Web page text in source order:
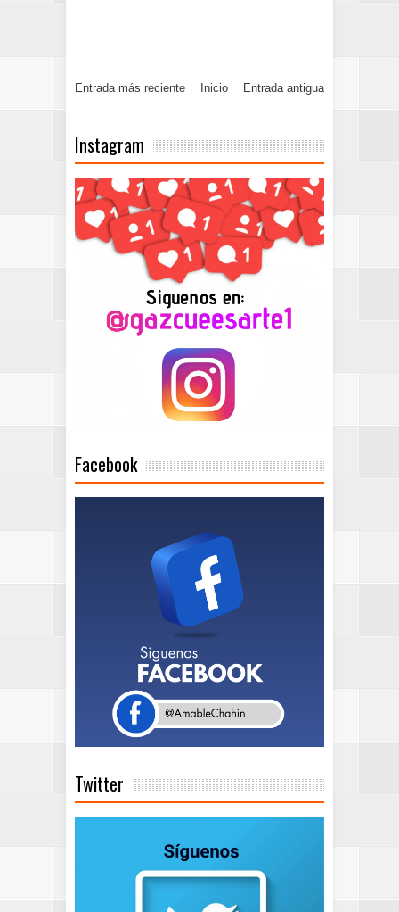
Entrada más reciente Entrada antigua
Inicio
Instagram
Facebook
Twitter